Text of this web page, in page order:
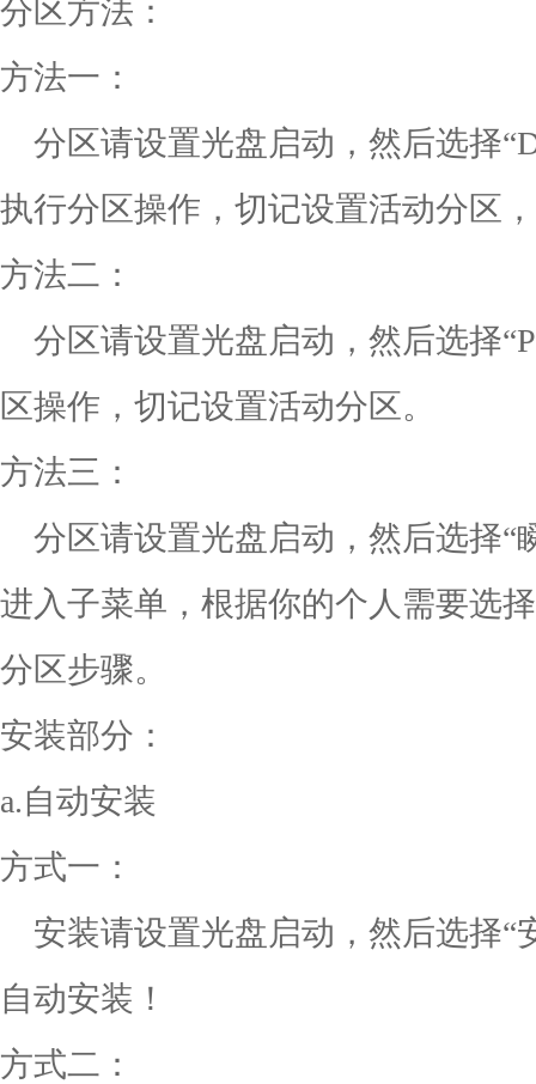
分区方法：
方法一：
分区请设置光盘启动，然后选择
执行分区操作，切记设置活动分区
方法二：
分区请设置光盘启动，然后选择
区操作，切记设置活动分区。
方法三：
分区请设置光盘启动，然后选择“
进入子菜单，根据你的个人需要选
分区步骤。
安装部分：
a.自动安装
方式一：
安装请设置光盘启动，然后选择“
自动安装！
方式二：